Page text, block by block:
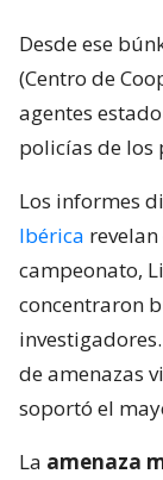
Desde ese
(Centro de
agentes
policías de los
Los informes
Ibérica
campeonato,
concentraron
de amenazas
soportó el
La amenaza